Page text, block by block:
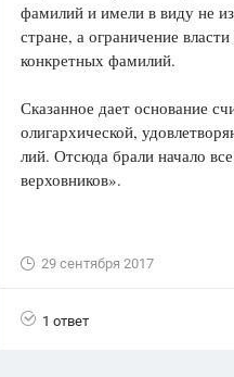
фамилий и имели в виду не
стране, а ограничение
конкретных фамилий.
Сказанное дает основание
олигархической,
лий. Отсюда брали начало
верховников».
29 сентября 2017
1 ответ